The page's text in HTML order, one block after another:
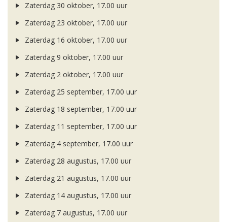
Zaterdag 30 oktober, 17.00 uur
Zaterdag 23 oktober, 17.00 uur
Zaterdag 16 oktober, 17.00 uur
Zaterdag 9 oktober, 17.00 uur
Zaterdag 2 oktober, 17.00 uur
Zaterdag 25 september, 17.00 uur
Zaterdag 18 september, 17.00 uur
Zaterdag 11 september, 17.00 uur
Zaterdag 4 september, 17.00 uur
Zaterdag 28 augustus, 17.00 uur
Zaterdag 21 augustus, 17.00 uur
Zaterdag 14 augustus, 17.00 uur
Zaterdag 7 augustus, 17.00 uur